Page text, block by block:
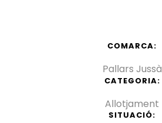
COMARCA:
Pallars Jussà
CATEGORIA:
Allotjament
SITUACIÓ: